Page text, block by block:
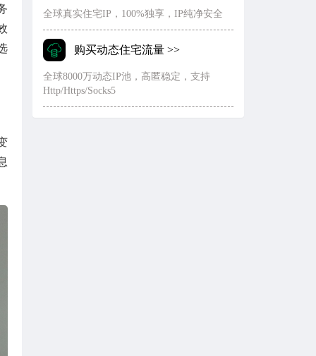
全球真实住宅IP，100%独享，IP纯净安全
购买动态住宅流量 >>
全球8000万动态IP池，高匿稳定，支持
Http/Https/Socks5